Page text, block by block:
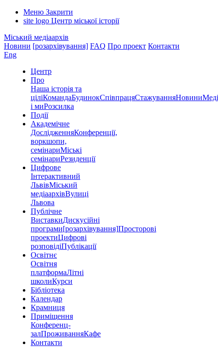
Меню Закрити
site logo Центр міської історії
Міський медіаархів
Новини [розархівування] FAQ Про проект Контакти
Eng
Центр
Про
Наша історія та
ціліКомандаБудинокСпівпрацяСтажуванняНовини
і миРозсилка
Події
Академічне
ДослідженняКонференції,
воркшопи,
семінариМіські
семінариРезиденції
Цифрове
Інтерактивний
ЛьвівМіський
медіаархівВулиці
Львова
Публічне
ВиставкиДискусійні
програми[розархівування]Просторові
проектиЦифрові
розповідіПублікації
Освітнє
Освітня
платформаЛітні
школиКурси
Бібліотека
Календар
Крамниця
Приміщення
Конференц-
залПроживанняКафе
Контакти